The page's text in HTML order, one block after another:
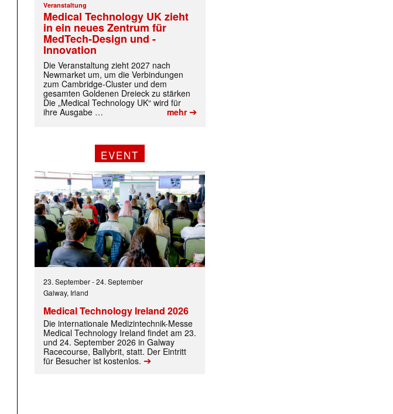
Veranstaltung
Medical Technology UK zieht
in ein neues Zentrum für
MedTech-Design und -
Innovation
Die Veranstaltung zieht 2027 nach
Newmarket um, um die Verbindungen
zum Cambridge-Cluster und dem
gesamten Goldenen Dreieck zu stärken
Die „Medical Technology UK“ wird für
ihre Ausgabe …
mehr➔
EVENT
23. September-24. September
Galway, Irland
Medical Technology Ireland 2026
Die internationale Medizintechnik-Messe
Medical Technology Ireland findet am 23.
und 24. September 2026 in Galway
Racecourse, Ballybrit, statt. Der Eintritt
für Besucher ist kostenlos. ➔